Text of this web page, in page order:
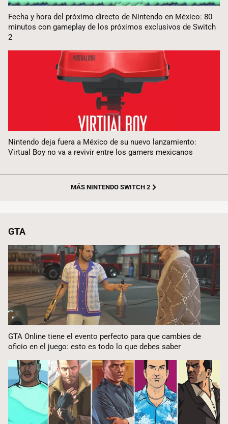
Fecha y hora del próximo directo de Nintendo en México: 80
minutos con gameplay de los próximos exclusivos de Switch
2
Nintendo deja fuera a México de su nuevo lanzamiento:
Virtual Boy no va a revivir entre los gamers mexicanos
MÁS NINTENDO SWITCH 2
GTA
GTA Online tiene el evento perfecto para que cambies de
oficio en el juego: esto es todo lo que debes saber